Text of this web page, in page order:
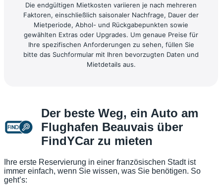
Die endgültigen Mietkosten variieren je nach mehreren
Faktoren, einschließlich saisonaler Nachfrage, Dauer der
Mietperiode, Abhol- und Rückgabepunkten sowie
gewählten Extras oder Upgrades. Um genaue Preise für
Ihre spezifischen Anforderungen zu sehen, füllen Sie
bitte das Suchformular mit Ihren bevorzugten Daten und
Mietdetails aus.
Der beste Weg, ein Auto am
Flughafen Beauvais über
FindYCar zu mieten
Ihre erste Reservierung in einer französischen Stadt ist
immer einfach, wenn Sie wissen, was Sie benötigen. So
geht’s: